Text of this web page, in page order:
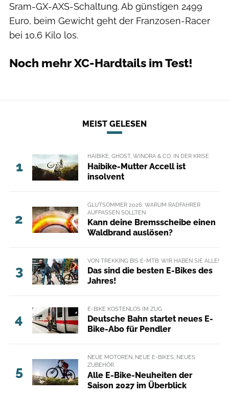
Sram-GX-AXS-Schaltung. Ab günstigen 2499
Euro, beim Gewicht geht der Franzosen-Racer
bei 10,6 Kilo los.
Noch mehr XC-Hardtails im Test!
MEIST GELESEN
1
HAIBIKE, GHOST, WINORA & CO. IN DER KRISE
Haibike-Mutter Accell ist
insolvent
2
GLUTSOMMER 2026: WARUM RADFAHRER
AUFPASSEN SOLLTEN
Kann deine Bremsscheibe einen
Waldbrand auslösen?
3
VON TREKKING BIS E-MTB: WIR HABEN SIE ALLE!
Das sind die besten E-Bikes des
Jahres!
4
E-BIKE KOSTENLOS IM ZUG
Deutsche Bahn startet neues E-
Bike-Abo für Pendler
5
NEUE MOTOREN, NEUE E-BIKES, NEUES
ZUBEHÖR
Alle E-Bike-Neuheiten der
Saison 2027 im Überblick